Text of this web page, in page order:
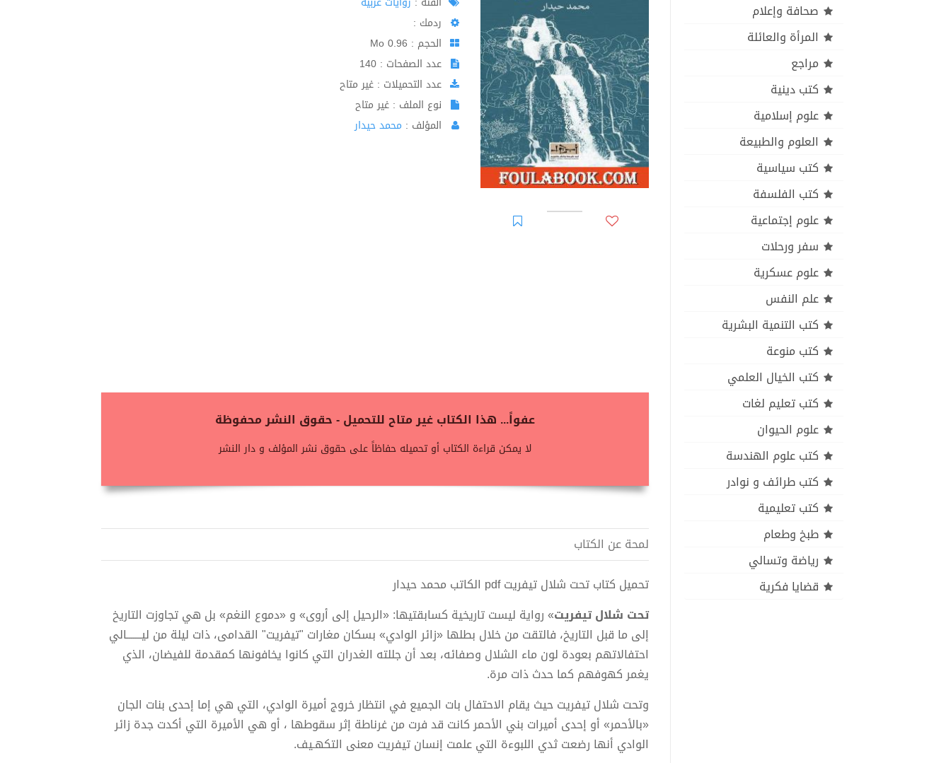
صحافة وإعلام
المرأة والعائلة
مراجع
كتب دينية
علوم إسلامية
العلوم والطبيعة
كتب سياسية
كتب الفلسفة
علوم إجتماعية
سفر ورحلات
علوم عسكرية
علم النفس
كتب التنمية البشرية
كتب منوعة
كتب الخيال العلمي
كتب تعليم لغات
علوم الحيوان
كتب علوم الهندسة
كتب طرائف و نوادر
كتب تعليمية
طبخ وطعام
رياضة وتسالي
قضايا فكرية
ردمك :
الحجم : 0.96 Mo
عدد الصفحات : 140
عدد التحميلات : غير متاح
نوع الملف : غير متاح
المؤلف : محمد حيدار
عفواً... هذا الكتاب غير متاح للتحميل - حقوق النشر محفوظة
لا يمكن قراءة الكتاب أو تحميله حفاظاً على حقوق نشر المؤلف و دار النشر
لمحة عن الكتاب
تحميل كتاب تحت شلال تيفريت pdf الكاتب محمد حيدار
تحت شلال تيفريت» رواية ليست تاريخية كسابقتيها: «الرحيل إلى أروى» و «دموع النغم» بل هي تجاوزت التاريخ
إلى ما قبل التاريخ، فالتقت من خلال بطلها «زائر الوادي» بسكان مغارات "تيفريت" القدامى، ذات ليلة من ليـــــــالي
احتفالاتهم بعودة لون ماء الشلال وصفائه، بعد أن جللته الغدران التي كانوا يخافونها كمقدمة للفيضان، الذي
يغمر كهوفهم كما حدث ذات مرة.
وتحت شلال تيفريت حيث يقام الاحتفال بات الجميع في انتظار خروج أميرة الوادي، التي هي إما إحدى بنات الجان
«بالأحمر» أو إحدى أميرات بني الأحمر كانت قد فرت من غرناطة إثر سقوطها ، أو هي الأميرة التي أكدت جدة زائر
الوادي أنها رضعت ثدي اللبوءة التي علمت إنسان تيفريت معنى التكهـيف.